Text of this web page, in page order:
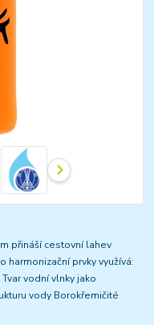
přináší cestovní lahev
harmonizační prvky využívá:
vodní vlnky jako
vody Borokřemičité